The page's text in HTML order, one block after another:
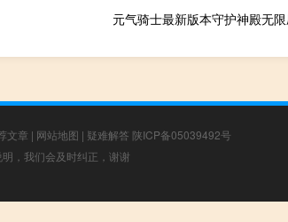
元气骑士最新版本守护神殿无
文章 | 网站地图 | 疑难解答 陕ICP备05039492号
，我们会及时纠正，谢谢